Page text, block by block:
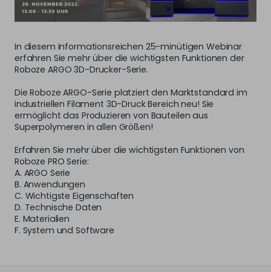
In diesem informationsreichen 25-minütigen Webinar
erfahren Sie mehr über die wichtigsten Funktionen der
Roboze ARGO 3D-Drucker-Serie.
Die Roboze ARGO-Serie platziert den Marktstandard im
industriellen Filament 3D-Druck Bereich neu! Sie
ermöglicht das Produzieren von Bauteilen aus
Superpolymeren in allen Größen!
Erfahren Sie mehr über die wichtigsten Funktionen von
Roboze PRO Serie:
A. ARGO Serie
B. Anwendungen
C. Wichtigste Eigenschaften
D. Technische Daten
E. Materialien
F. System und Software